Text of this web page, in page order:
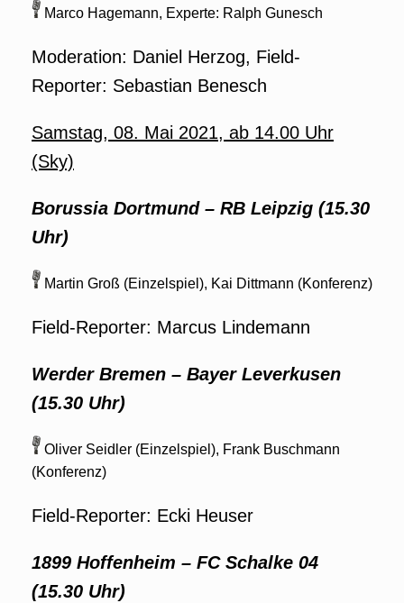
Marco Hagemann, Experte: Ralph Gunesch
Moderation: Daniel Herzog, Field-
Reporter: Sebastian Benesch
Samstag, 08. Mai 2021, ab 14.00 Uhr
(Sky)
Borussia Dortmund – RB Leipzig (15.30
Uhr)
Martin Groß (Einzelspiel), Kai Dittmann (Konferenz)
Field-Reporter: Marcus Lindemann
Werder Bremen – Bayer Leverkusen
(15.30 Uhr)
Oliver Seidler (Einzelspiel), Frank Buschmann
(Konferenz)
Field-Reporter: Ecki Heuser
1899 Hoffenheim – FC Schalke 04
(15.30 Uhr)